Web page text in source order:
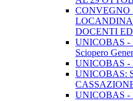
CONVEGNO
LOCANDINA
DOCENTI
UNICOBAS -
Sciopero
UNICOBAS -
UNICOBAS:
UNICOBAS -